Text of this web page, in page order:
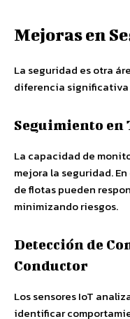
Mejoras en
La seguridad es otra
diferencia significativa
Seguimiento en
La capacidad de
mejora la seguridad.
de flotas pueden
minimizando riesgos.
Detección de
Conductor
Los sensores IoT
identificar